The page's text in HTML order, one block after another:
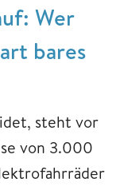
Wer
bares
steht vor
von 3.000